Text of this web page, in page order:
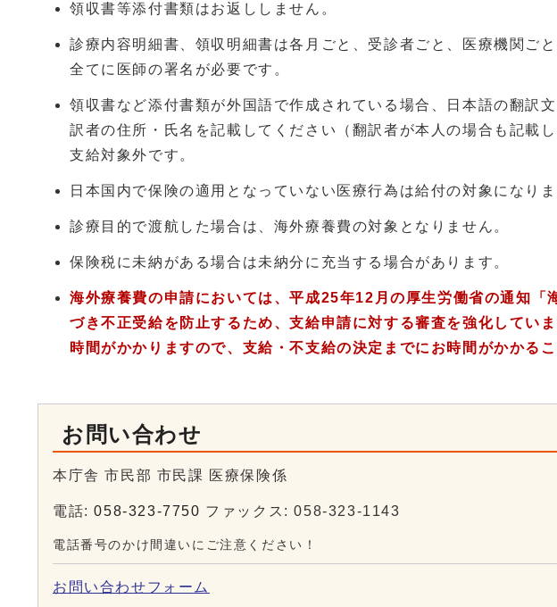
領収書等添付書類はお返ししません。
診療内容明細書、領収明細書は各月ごと、受診者ごと、医療機関ご
全てに医師の署名が必要です。
領収書など添付書類が外国語で作成されている場合、日本語の翻訳
訳者の住所・氏名を記載してください（翻訳者が本人の場合も記載
支給対象外です。
日本国内で保険の適用となっていない医療行為は給付の対象になりま
診療目的で渡航した場合は、海外療養費の対象となりません。
保険税に未納がある場合は未納分に充当する場合があります。
海外療養費の申請においては、平成25年12月の厚生労働省の通知「
づき不正受給を防止するため、支給申請に対する審査を強化してい
時間がかかりますので、支給・不支給の決定までにお時間がかかる
お問い合わせ
本庁舎 市民部 市民課 医療保険係
電話:058-323-7750 ファックス: 058-323-1143
電話番号のかけ間違いにご注意ください！
お問い合わせフォーム